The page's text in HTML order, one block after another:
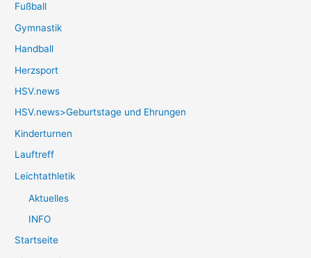
Fußball
Gymnastik
Handball
Herzsport
HSV.news
HSV.news>Geburtstage und Ehrungen
Kinderturnen
Lauftreff
Leichtathletik
Aktuelles
INFO
Startseite